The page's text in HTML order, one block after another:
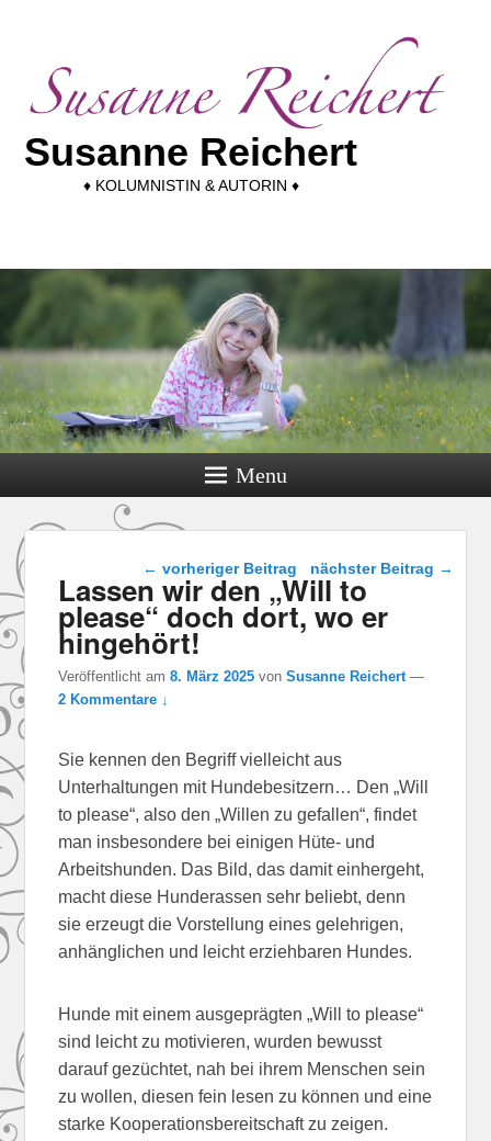
Susanne Reichert
♦ KOLUMNISTIN & AUTORIN ♦
Menu
Beitragsnavigation
← vorheriger Beitrag nächster Beitrag →
Lassen wir den „Will to
please“ doch dort, wo er
hingehört!
Veröffentlicht am8. März 2025 vonSusanne Reichert —
2 Kommentare ↓
Sie kennen den Begriff vielleicht aus
Unterhaltungen mit Hundebesitzern… Den „Will
to please“, also den „Willen zu gefallen“, findet
man insbesondere bei einigen Hüte- und
Arbeitshunden. Das Bild, das damit einhergeht,
macht diese Hunderassen sehr beliebt, denn
sie erzeugt die Vorstellung eines gelehrigen,
anhänglichen und leicht erziehbaren Hundes.
Hunde mit einem ausgeprägten „Will to please“
sind leicht zu motivieren, wurden bewusst
darauf gezüchtet, nah bei ihrem Menschen sein
zu wollen, diesen fein lesen zu können und eine
starke Kooperationsbereitschaft zu zeigen.